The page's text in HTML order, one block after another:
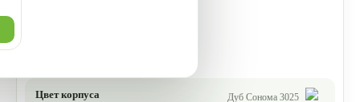
Цвет корпуса Дуб Сонома 3025